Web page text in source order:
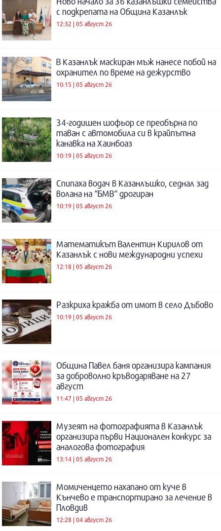
с подкрепата на Община Казанлък
12:32 | 05 август 26
В Казанлък маскиран мъж нанесе побой на
охранител по време на дежурство
10:15 | 05 август 26
34-годишен шофьор се преобърна по
таван с автомобила си в крайпътна
канавка на Хаинбоаз
10:19 | 05 август 26
Спипаха водач в Казанлъшко, седнал зад
волана на “БМВ“ дрогиран
10:19 | 05 август 26
Математикът Валентин Кирилов от
Казанлък с нови международни успехи
12:18 | 05 август 26
Разкриха кражба от имот в село Дъбово
10:19 | 05 август 26
Община Павел баня организира кампания
за доброволно кръводаряване на 27
август
11:47 | 05 август 26
Музеят на фотографията в Казанлък
организира първи Национален конкурс за
аналогова фотография
13:14 | 05 август 26
Момиченцето нахапано от куче в
Кънчево е транспортирано за лечение в
Пловдив
12:28 | 04 август 26